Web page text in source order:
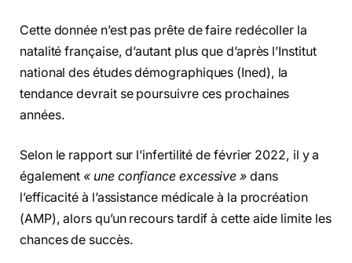
Cette donnée n’est pas prête de faire redécoller la
natalité française, d’autant plus que d’après l’Institut
national des études démographiques (Ined), la
tendance devrait se poursuivre ces prochaines
années.
Selon le rapport sur l’infertilité de février 2022, il y a
également « une confiance excessive » dans
l’efficacité à l’assistance médicale à la procréation
(AMP), alors qu’un recours tardif à cette aide limite les
chances de succès.